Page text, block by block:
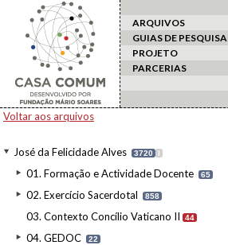
ARQUIVOS
GUIAS DE PESQUISA
PROJETO
PARCERIAS
Voltar aos arquivos
José da Felicidade Alves 3720 I
01. Formação e Actividade Docente 65
02. Exercício Sacerdotal 858
03. Contexto Concílio Vaticano II 44
04. GEDOC 22